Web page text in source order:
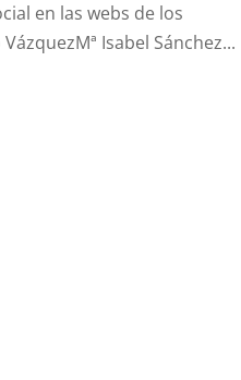
en las webs de los
Isabel Sánchez...